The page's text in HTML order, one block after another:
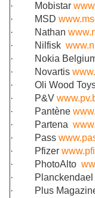
·
Mobistar
·
MSD
·
Nathan
·
Nilfisk
·
Nokia
·
Novartis
·
Oli Wood
·
P&V
·
Pantène
·
Partena
·
Pass
·
Pfizer
·
PhotoAlto
·
Planckendael
·
Plus